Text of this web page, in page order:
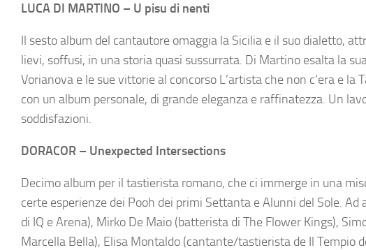
LUCA DI MARTINO – U pisu di nenti
Il sesto album del cantautore omaggia la Sicilia e il suo dialetto,
lievi, soffusi, in una storia quasi sussurrata. Di Martino esalta la
Vorianova e le sue vittorie al concorso L’artista che non c’era e la
con un album personale, di grande eleganza e raffinatezza. Un
soddisfazioni.
DORACOR – Unexpected Intersections
Decimo album per il tastierista romano, che ci immerge in una
certe esperienze dei Pooh dei primi Settanta e Alunni del Sole.
di IQ e Arena), Mirko De Maio (batterista di The Flower Kings),
Marcella Bella), Elisa Montaldo (cantante/tastierista de Il Tempio